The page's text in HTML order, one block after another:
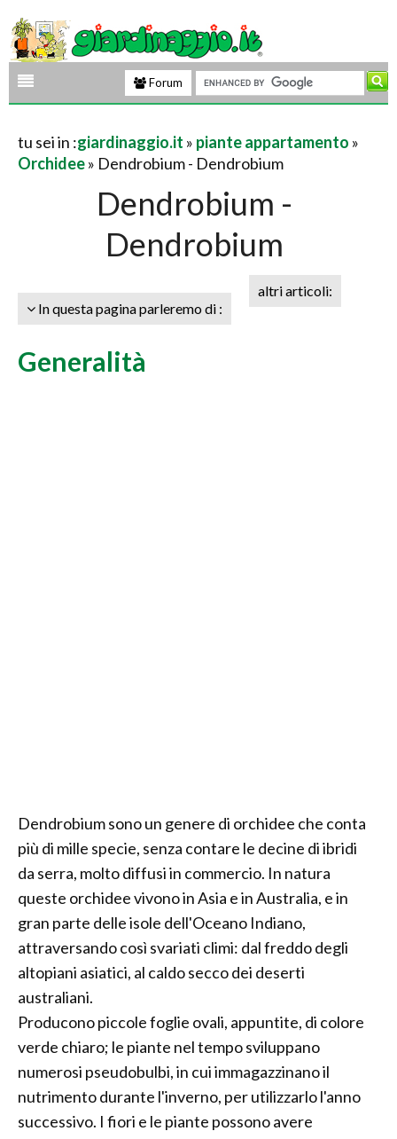
Forum
tu sei in :giardinaggio.it » piante appartamento »
Orchidee» Dendrobium - Dendrobium
Dendrobium -
Dendrobium
In questa pagina parleremo di :
altri articoli:
Generalità
Dendrobium sono un genere di orchidee che conta
più di mille specie, senza contare le decine di ibridi
da serra, molto diffusi in commercio. In natura
queste orchidee vivono in Asia e in Australia, e in
gran parte delle isole dell'Oceano Indiano,
attraversando così svariati climi: dal freddo degli
altopiani asiatici, al caldo secco dei deserti
australiani.
Producono piccole foglie ovali, appuntite, di colore
verde chiaro; le piante nel tempo sviluppano
numerosi pseudobulbi, in cui immagazzinano il
nutrimento durante l'inverno, per utilizzarlo l'anno
successivo. I fiori e le piante possono avere